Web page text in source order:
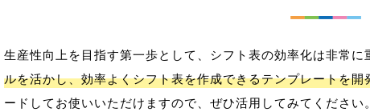
生産性向上を目指す第一歩として、シフト表の効率化は非常に
ルを活かし、効率よくシフト表を作成できるテンプレートを開
ードしてお使いいただけますので、ぜひ活用してみてください。